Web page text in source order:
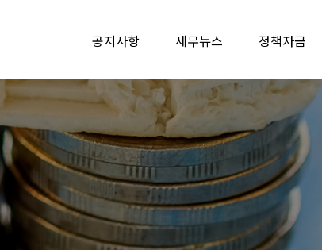
공지사항 세무뉴스 정책자금